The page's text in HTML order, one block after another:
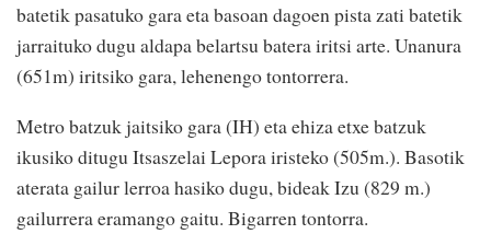
batetik pasatuko gara eta basoan dagoen pista zati batetik
jarraituko dugu aldapa belartsu batera iritsi arte. Unanura
(651m) iritsiko gara, lehenengo tontorrera.
Metro batzuk jaitsiko gara (IH) eta ehiza etxe batzuk
ikusiko ditugu Itsaszelai Lepora iristeko (505m.). Basotik
aterata gailur lerroa hasiko dugu, bideak Izu (829 m.)
gailurrera eramango gaitu. Bigarren tontorra.